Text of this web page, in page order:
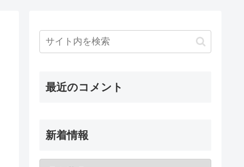
最近のコメント
新着情報